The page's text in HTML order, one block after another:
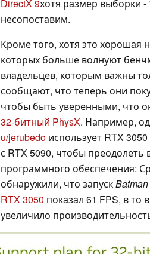
DirectX 9хотя размер выборки -
несопоставим.
Кроме того, хотя это хорошая
которых больше волнуют
владельцев, которым важны
сообщают, что теперь они
чтобы быть уверенными, что
32-битный PhysX. Например,
u/jerubedo использует RTX
с RTX 5090, чтобы
программного обеспечения:
обнаружили, что запуск
RTX 3050 показал 61 FPS, в то
увеличило